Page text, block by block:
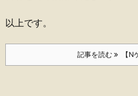
以上です。
記事を読む 【N